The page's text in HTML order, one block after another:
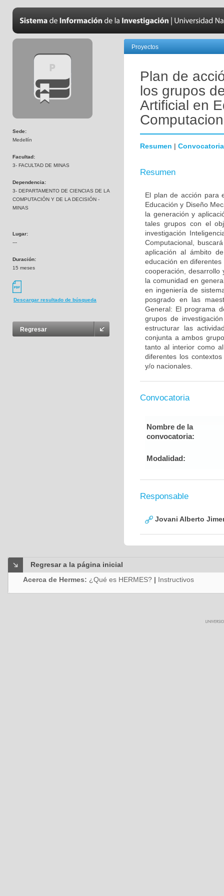
Sede:
Medellín
Facultad:
3- FACULTAD DE MINAS
Dependencia:
3- DEPARTAMENTO DE CIENCIAS DE LA
COMPUTACIÓN Y DE LA DECISIÓN -
MINAS
Lugar:
---
Duración:
15 meses
Descargar resultado de búsqueda
Regresar
Proyectos
Plan de
los grupos
Artificial en
Resumen | Convocatoria
Resumen
El plan de acción para
Educación y Diseño
la generación y
tales grupos con el
investigación
Computacional,
aplicación al ámbito
educación en
cooperación, desarrollo
la comunidad en
en ingeniería de
posgrado en las
General: El programa
grupos de
estructurar las
conjunta a ambos
tanto al interior como
diferentes los
y/o nacionales.
Convocatoria
Nombre de la
convocatoria:
Modalidad:
Responsable
Jovani Alberto
Regresar a la página inicial
Acerca de Hermes: ¿Qué es HERMES? | Instructivos